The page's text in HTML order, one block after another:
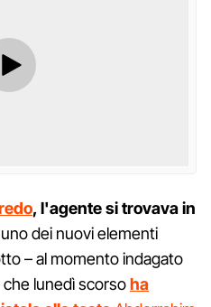
, l'agente si trovava in
dei nuovi elementi
– al momento indagato
che lunedì scorsoha